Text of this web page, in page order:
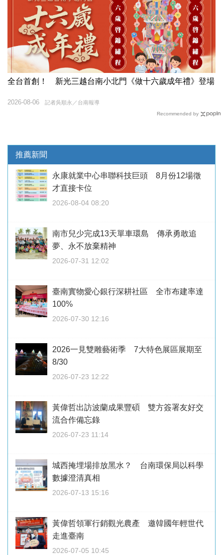
全台首創！ 新光三越台南小北門《做十六歲成年禮》登場
記者吳順永／台南報導
2026-08-06
Recommended by
推薦新聞
永康就業中心串聯科技巨頭 8月份12場徵
才直接卡位
2026-08-04 08:20
南市兒少完成13天單車環島 傳承勇敢追
夢、永不放棄精神
2026-07-31 12:02
臺南實物愛心銀行深耕社區 全市布建率達
100%
2026-07-30 12:16
2026一見雙雕藝術季 7大特色展區展期至
8/30
2026-07-23 12:22
黃偉哲出訪波蘭成果豐碩 雙方簽署友好交
流合作備忘錄
2026-07-23 11:14
城西掩埋場排放黑水？ 台南環保局以科學
數據澄清真相
2026-07-13 15:16
黃偉哲領軍行銷觀光農產 邀韓國年輕世代
走進臺南
2026-07-05 10:45